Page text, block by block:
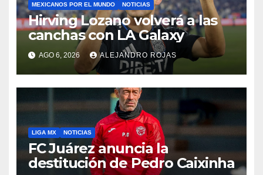
MEXICANOS POR EL MUNDO NOTICIAS
Hirving Lozano volverá a las
canchas con LA Galaxy
AGO 6, 2026 ALEJANDRO ROJAS
LIGA MX NOTICIAS
FC Juárez anuncia la
destitución de Pedro Caixinha